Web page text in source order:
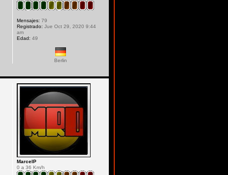
Mensajes: 79
Registrado: Jue Oct 29, 2020 9:44
am
Edad: 49
Berlin
MarcelP
0 a 36 Km/h